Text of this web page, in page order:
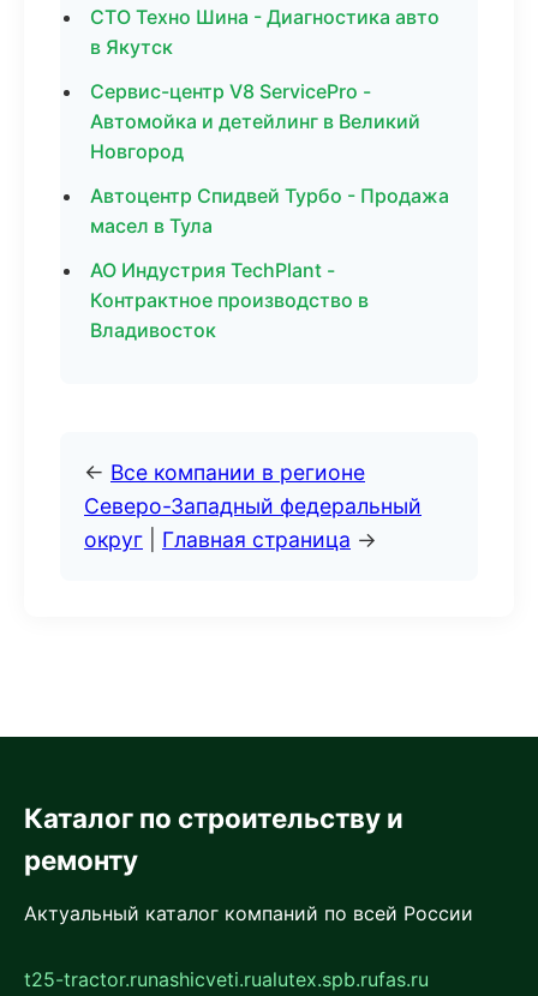
СТО Техно Шина - Диагностика авто
в Якутск
Сервис-центр V8 ServicePro -
Автомойка и детейлинг в Великий
Новгород
Автоцентр Спидвей Турбо - Продажа
масел в Тула
АО Индустрия TechPlant -
Контрактное производство в
Владивосток
← Все компании в регионе
Северо-Западный федеральный
округ
Главная страница →
Каталог по строительству и
ремонту
Актуальный каталог компаний по всей России
t25-tractor.runashicveti.rualutex.spb.rufas.ru